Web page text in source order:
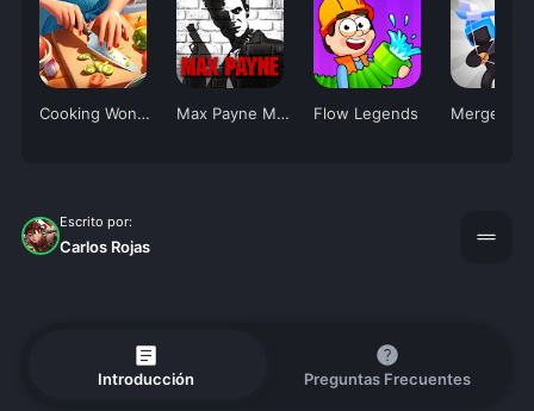
Cooking Wonder Max Payne Mobile Flow Legends Merge
Escrito por:
Carlos Rojas drag_handle
article
Introducción
help
Preguntas Frecuentes